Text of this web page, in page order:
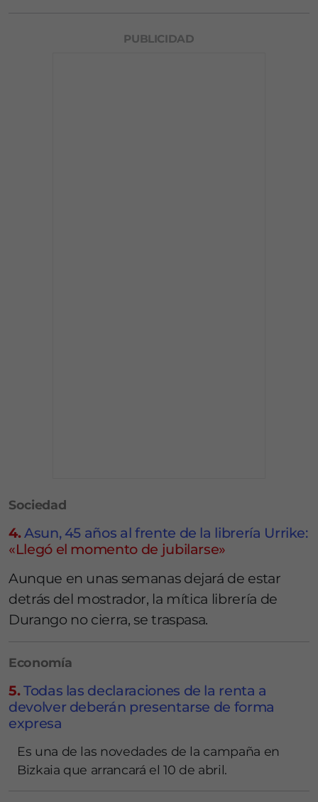
PUBLICIDAD
Sociedad
4.Asun, 45 años al frente de la librería Urrike:
«Llegó el momento de jubilarse»
Aunque en unas semanas dejará de estar
detrás del mostrador, la mítica librería de
Durango no cierra, se traspasa.
Economía
5.Todas las declaraciones de la renta a
devolver deberán presentarse de forma
expresa
Es una de las novedades de la campaña en
Bizkaia que arrancará el 10 de abril.